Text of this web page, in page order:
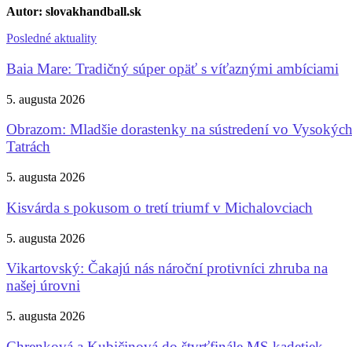
Autor: slovakhandball.sk
Posledné aktuality
Baia Mare: Tradičný súper opäť s víťaznými ambíciami
5. augusta 2026
Obrazom: Mladšie dorastenky na sústredení vo Vysokých
Tatrách
5. augusta 2026
Kisvárda s pokusom o tretí triumf v Michalovciach
5. augusta 2026
Vikartovský: Čakajú nás nároční protivníci zhruba na
našej úrovni
5. augusta 2026